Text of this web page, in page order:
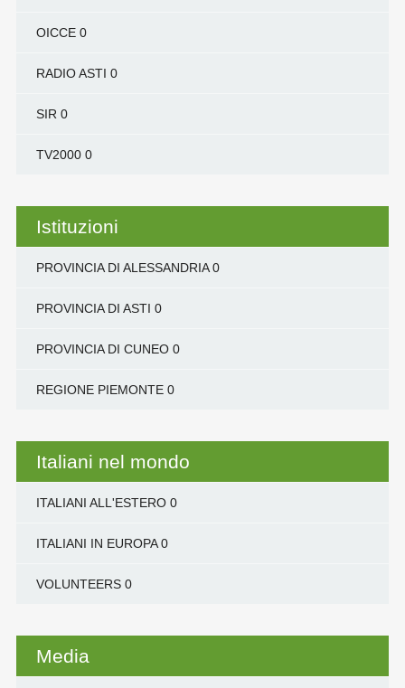
OICCE0
RADIO ASTI 0
SIR 0
TV20000
Istituzioni
PROVINCIA DI ALESSANDRIA0
PROVINCIA DI ASTI 0
PROVINCIA DI CUNEO0
REGIONE PIEMONTE0
Italiani nel mondo
ITALIANI ALL'ESTERO0
ITALIANI IN EUROPA0
VOLUNTEERS0
Media